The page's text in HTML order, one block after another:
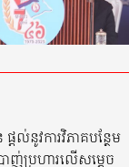
ល់នូវការវិភាគបន្ថែម
ាញ់ប្រហារលើសម្តេច